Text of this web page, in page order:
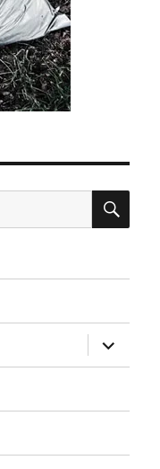
anzeigen